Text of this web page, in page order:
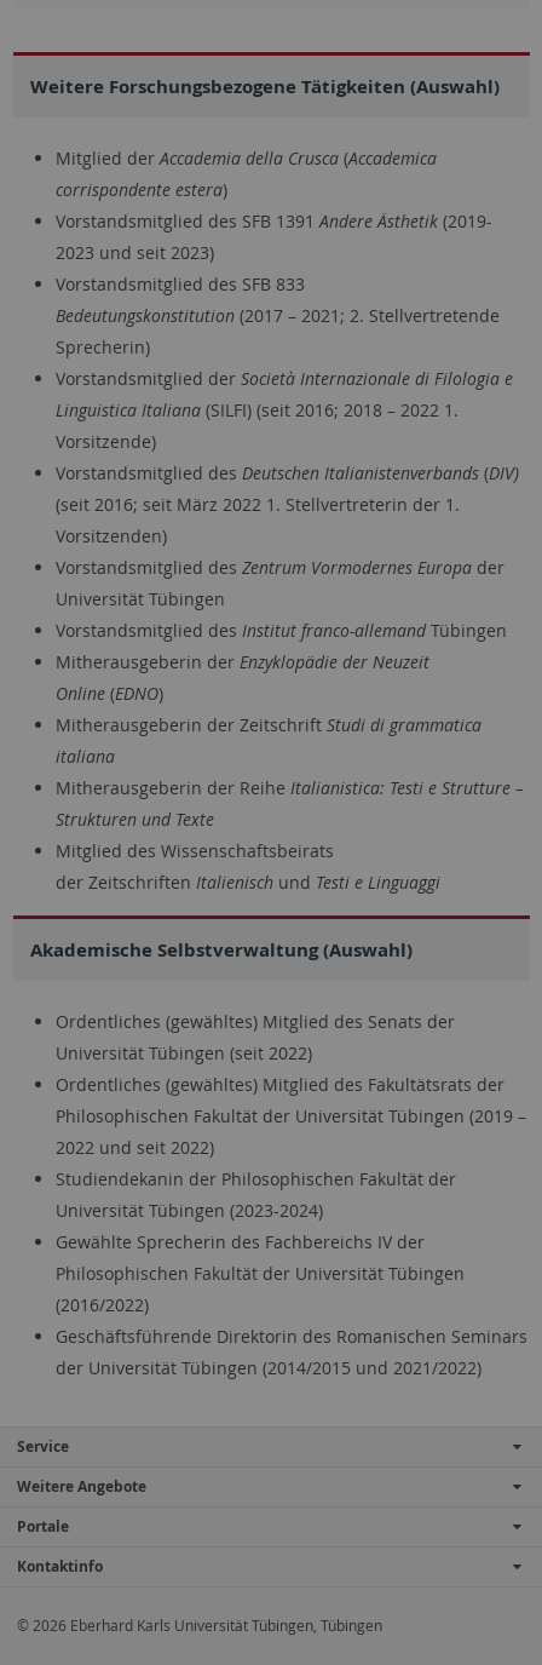
Weitere Forschungsbezogene Tätigkeiten (Auswahl)
Mitglied der Accademia della Crusca(Accademica
corrispondente estera)
Vorstandsmitglied des SFB 1391 Andere Ästhetik(2019-
2023 und seit 2023)
Vorstandsmitglied des SFB 833
Bedeutungskonstitution (2017 – 2021; 2. Stellvertretende
Sprecherin)
Vorstandsmitglied der Società Internazionale di Filologia e
Linguistica Italiana (SILFI) (seit 2016; 2018 – 2022 1.
Vorsitzende)
Vorstandsmitglied des Deutschen Italianistenverbands (DIV)
(seit 2016; seit März 2022 1. Stellvertreterin der 1.
Vorsitzenden)
Vorstandsmitglied des Zentrum Vormodernes Europa der
Universität Tübingen
Vorstandsmitglied des Institut franco-allemand Tübingen
Mitherausgeberin der Enzyklopädie der Neuzeit
Online (EDNO)
Mitherausgeberin der Zeitschrift Studi di grammatica
italiana
Mitherausgeberin der Reihe Italianistica: Testi e Strutture –
Strukturen und Texte
Mitglied des Wissenschaftsbeirats
der Zeitschriften Italienisch und Testi e Linguaggi
Akademische Selbstverwaltung (Auswahl)
Ordentliches (gewähltes) Mitglied des Senats der
Universität Tübingen (seit 2022)
Ordentliches (gewähltes) Mitglied des Fakultätsrats der
Philosophischen Fakultät der Universität Tübingen (2019 –
2022 und seit 2022)
Studiendekanin der Philosophischen Fakultät der
Universität Tübingen (2023-2024)
Gewählte Sprecherin des Fachbereichs IV der
Philosophischen Fakultät der Universität Tübingen
(2016/2022)
Geschäftsführende Direktorin des Romanischen Seminars
der Universität Tübingen (2014/2015 und 2021/2022)
Service
Weitere Angebote
Portale
Kontaktinfo
© 2026 Eberhard Karls Universität Tübingen, Tübingen